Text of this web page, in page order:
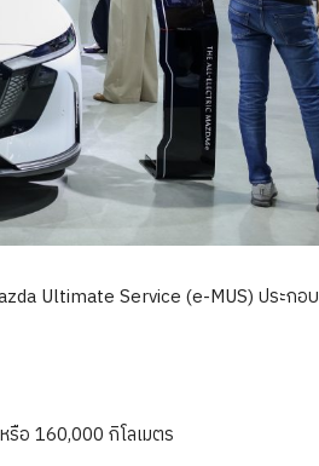
Ultimate Service (e-MUS) ประกอบ
อ 160,000 กิโลเมตร